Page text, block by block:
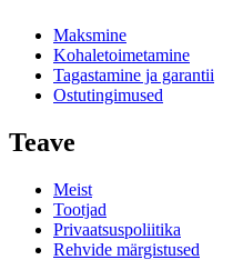
Maksmine
Kohaletoimetamine
Tagastamine ja garantii
Ostutingimused
Teave
Meist
Tootjad
Privaatsuspoliitika
Rehvide märgistused